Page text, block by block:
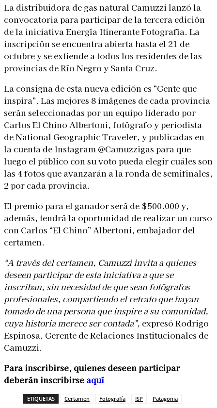
La distribuidora de gas natural Camuzzi lanzó la
convocatoria para participar de la tercera edición
de la iniciativa Energía Itinerante Fotografía. La
inscripción se encuentra abierta hasta el 21 de
octubre y se extiende a todos los residentes de las
provincias de Río Negro y Santa Cruz.
La consigna de esta nueva edición es “Gente que
inspira”. Las mejores 8 imágenes de cada provincia
serán seleccionadas por un equipo liderado por
Carlos El Chino Albertoni, fotógrafo y periodista
de National Geographic Traveler, y publicadas en
la cuenta de Instagram @Camuzzigas para que
luego el público con su voto pueda elegir cuáles son
las 4 fotos que avanzarán a la ronda de semifinales,
2 por cada provincia.
El premio para el ganador será de $500.000 y,
además, tendrá la oportunidad de realizar un curso
con Carlos “El Chino” Albertoni, embajador del
certamen.
“A través del certamen, Camuzzi invita a quienes
deseen participar de esta iniciativa a que se
inscriban, sin necesidad de que sean fotógrafos
profesionales, compartiendo el retrato que hayan
tomado de una persona que inspire a su comunidad,
cuya historia merece ser contada”, expresó Rodrigo
Espinosa, Gerente de Relaciones Institucionales de
Camuzzi.
Para inscribirse, quienes deseen participar
deberán inscribirse aquí
ETIQUETAS Certamen Fotografía ISP Patagonia